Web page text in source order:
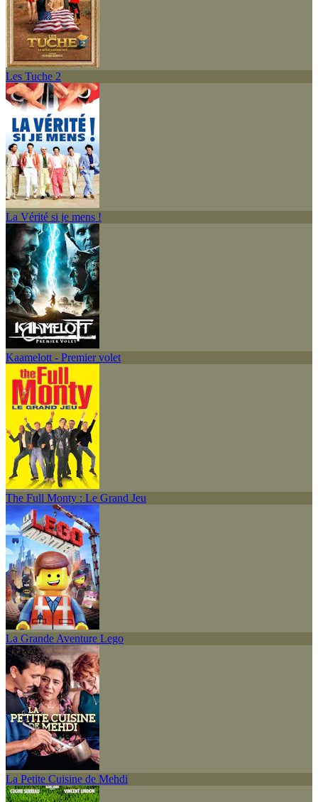
Les Tuche 2
La Vérité si je mens !
Kaamelott - Premier volet
The Full Monty : Le Grand Jeu
La Grande Aventure Lego
La Petite Cuisine de Mehdi